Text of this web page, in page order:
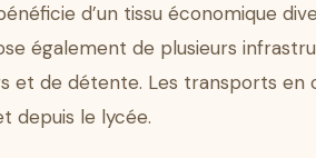
d’un tissu économique
également de plusieurs
et de détente. Les transports
depuis le lycée.